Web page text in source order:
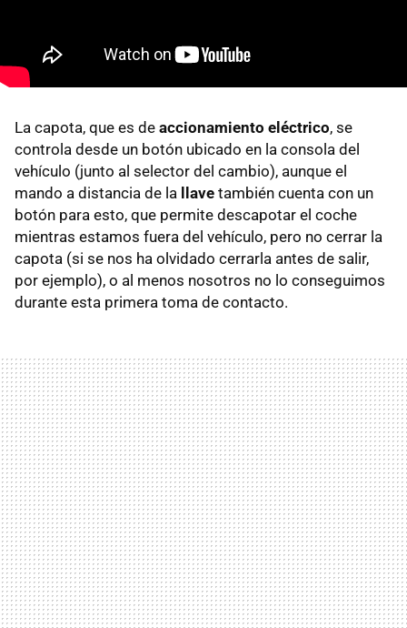
La capota, que es de accionamiento eléctrico, se
controla desde un botón ubicado en la consola del
vehículo (junto al selector del cambio), aunque el
mando a distancia de la llave también cuenta con un
botón para esto, que permite descapotar el coche
mientras estamos fuera del vehículo, pero no cerrar la
capota (si se nos ha olvidado cerrarla antes de salir,
por ejemplo), o al menos nosotros no lo conseguimos
durante esta primera toma de contacto.